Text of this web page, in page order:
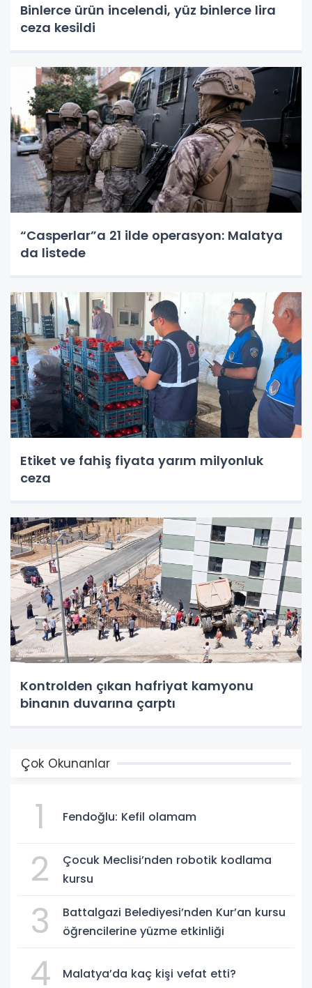
Binlerce ürün incelendi, yüz binlerce lira
ceza kesildi
“Casperlar”a 21 ilde operasyon: Malatya
da listede
Etiket ve fahiş fiyata yarım milyonluk
ceza
Kontrolden çıkan hafriyat kamyonu
binanın duvarına çarptı
Çok Okunanlar
1 Fendoğlu: Kefil olamam
2
Çocuk Meclisi’nden robotik kodlama
kursu
3
Battalgazi Belediyesi’nden Kur’an kursu
öğrencilerine yüzme etkinliği
4 Malatya’da kaç kişi vefat etti?